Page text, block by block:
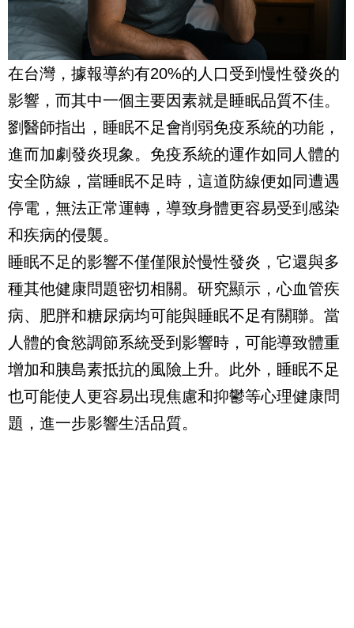
在台灣，據報導約有20%的人口受到慢性發炎的
影響，而其中一個主要因素就是睡眠品質不佳。
劉醫師指出，睡眠不足會削弱免疫系統的功能，
進而加劇發炎現象。免疫系統的運作如同人體的
安全防線，當睡眠不足時，這道防線便如同遭遇
停電，無法正常運轉，導致身體更容易受到感染
和疾病的侵襲。
睡眠不足的影響不僅僅限於慢性發炎，它還與多
種其他健康問題密切相關。研究顯示，心血管疾
病、肥胖和糖尿病均可能與睡眠不足有關聯。當
人體的食慾調節系統受到影響時，可能導致體重
增加和胰島素抵抗的風險上升。此外，睡眠不足
也可能使人更容易出現焦慮和抑鬱等心理健康問
題，進一步影響生活品質。